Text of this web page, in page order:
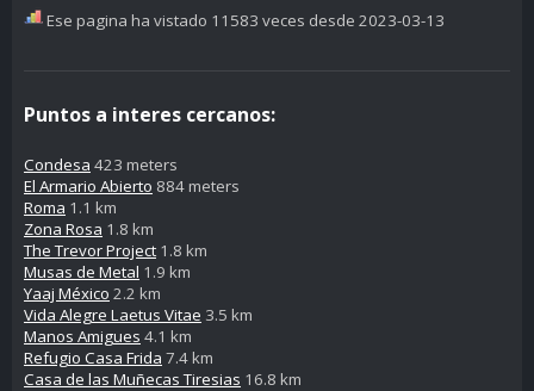
Ese pagina ha vistado 11583 veces desde 2023-03-13
Puntos a interes cercanos:
Condesa 423 meters
El Armario Abierto 884 meters
Roma 1.1 km
Zona Rosa 1.8 km
The Trevor Project 1.8 km
Musas de Metal 1.9 km
Yaaj México 2.2 km
Vida Alegre Laetus Vitae 3.5 km
Manos Amigues 4.1 km
Refugio Casa Frida 7.4 km
Casa de las Muñecas Tiresias 16.8 km